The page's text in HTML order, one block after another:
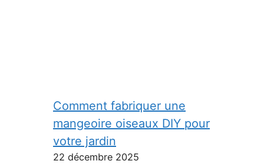
Comment fabriquer une
mangeoire oiseaux DIY pour
votre jardin
22 décembre 2025